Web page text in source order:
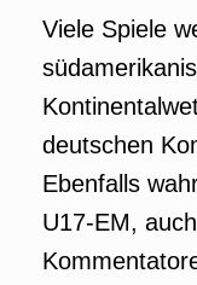
Viele Spiele
deutschen
Ebenfalls
U17-EM,